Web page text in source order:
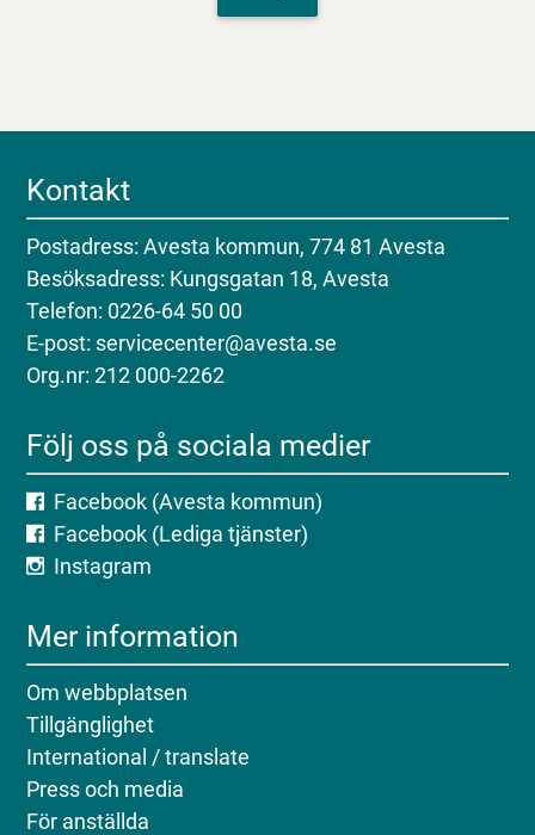
Kontakt
Postadress: Avesta kommun, 774 81 Avesta
Besöksadress: Kungsgatan 18, Avesta
Telefon: 0226-64 50 00
E-post: servicecenter@avesta.se
Org.nr: 212 000-2262
Följ oss på sociala medier
Facebook (Avesta kommun)
Facebook (Lediga tjänster)
Instagram
Mer information
Om webbplatsen
Tillgänglighet
International / translate
Press och media
För anställda